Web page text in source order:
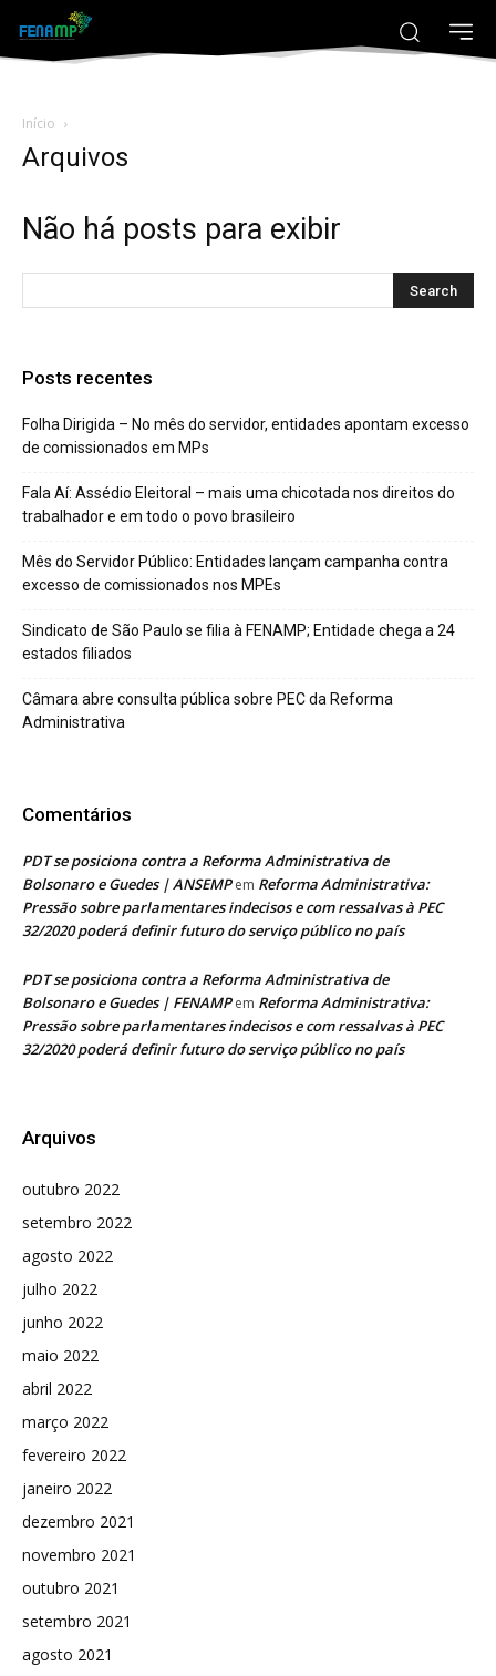
Início
Arquivos
Não há posts para exibir
Posts recentes
Folha Dirigida – No mês do servidor, entidades apontam excesso
de comissionados em MPs
Fala Aí: Assédio Eleitoral – mais uma chicotada nos direitos do
trabalhador e em todo o povo brasileiro
Mês do Servidor Público: Entidades lançam campanha contra
excesso de comissionados nos MPEs
Sindicato de São Paulo se filia à FENAMP; Entidade chega a 24
estados filiados
Câmara abre consulta pública sobre PEC da Reforma
Administrativa
Comentários
PDT se posiciona contra a Reforma Administrativa de
Bolsonaro e Guedes | ANSEMPem Reforma Administrativa:
Pressão sobre parlamentares indecisos e com ressalvas à PEC
32/2020 poderá definir futuro do serviço público no país
PDT se posiciona contra a Reforma Administrativa de
Bolsonaro e Guedes | FENAMPem Reforma Administrativa:
Pressão sobre parlamentares indecisos e com ressalvas à PEC
32/2020 poderá definir futuro do serviço público no país
Arquivos
outubro 2022
setembro 2022
agosto 2022
julho 2022
junho 2022
maio 2022
abril 2022
março 2022
fevereiro 2022
janeiro 2022
dezembro 2021
novembro 2021
outubro 2021
setembro 2021
agosto 2021